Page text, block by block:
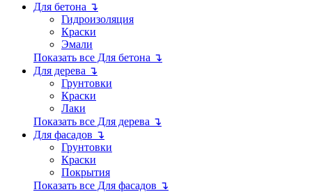
Для бетона ↴
Гидроизоляция
Краски
Эмали
Показать все Для бетона ↴
Для дерева ↴
Грунтовки
Краски
Лаки
Показать все Для дерева ↴
Для фасадов ↴
Грунтовки
Краски
Покрытия
Показать все Для фасадов ↴